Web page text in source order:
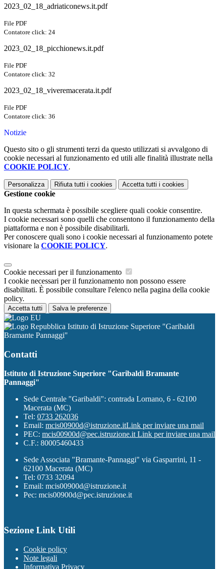
2023_02_18_adriaticonews.it.pdf
File PDF
Contatore click: 24
2023_02_18_picchionews.it.pdf
File PDF
Contatore click: 32
2023_02_18_viveremacerata.it.pdf
File PDF
Contatore click: 36
Notizie
Questo sito o gli strumenti terzi da questo utilizzati si avvalgono di
cookie necessari al funzionamento ed utili alle finalità illustrate nella
COOKIE POLICY.
Personalizza Rifiuta tutti i cookies Accetta tutti i cookies
Gestione cookie
In questa schermata è possibile scegliere quali cookie consentire.
I cookie necessari sono quelli che consentono il funzionamento della
piattaforma e non è possibile disabilitarli.
Per conoscere quali sono i cookie necessari al funzionamento potete
visionare la COOKIE POLICY.
Cookie necessari per il funzionamento
I cookie necessari per il funzionamento non possono essere
disabilitati. È possibile consultare l'elenco nella pagina della cookie
policy.
Accetta tutti Salva le preferenze
Istituto di Istruzione Superiore "Garibaldi
Bramante Pannaggi"
Contatti
Istituto di Istruzione Superiore "Garibaldi Bramante
Pannaggi"
Sede Centrale "Garibaldi": contrada Lornano, 6 - 62100
Macerata (MC)
Tel: 0733 262036
Email: mcis00900d@istruzione.itLink per inviare una mail
PEC: mcis00900d@pec.istruzione.it Link per inviare una mail
C.F.: 80005460433
Sede Associata "Bramante-Pannaggi" via Gasparrini, 11 -
62100 Macerata (MC)
Tel: 0733 32094
Email: mcis00900d@istruzione.it
Pec: mcis00900d@pec.istruzione.it
Sezione Link Utili
Cookie policy
Note legali
Informativa Privacy